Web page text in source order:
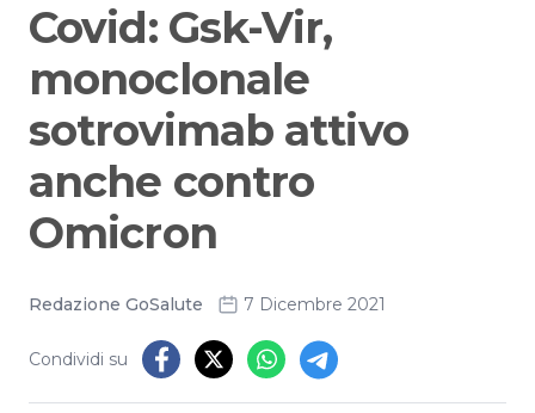
Covid: Gsk-Vir,
monoclonale
sotrovimab attivo
anche contro
Omicron
Redazione GoSalute 7 Dicembre 2021
Condividi su